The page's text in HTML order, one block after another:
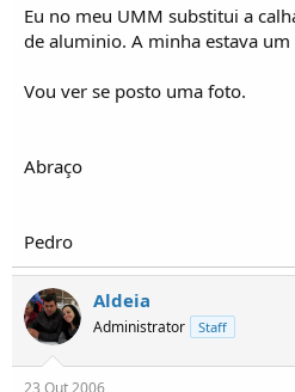
Eu no meu UMM substitui a
de aluminio. A minha estava
Vou ver se posto uma foto.
Abraço
Pedro
Aldeia
Administrator Staff